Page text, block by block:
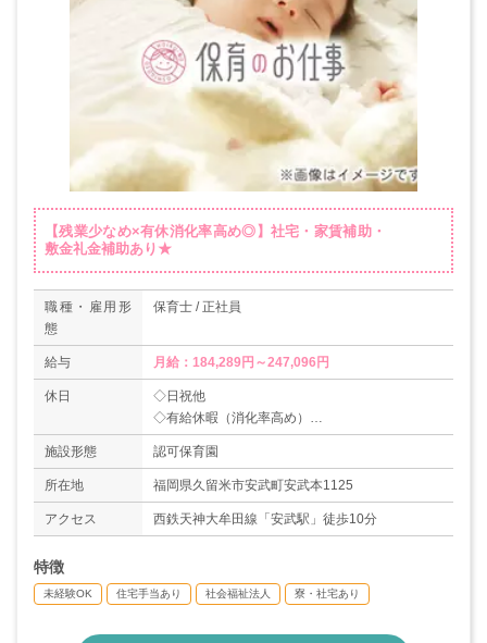
【残業少なめ×有休消化率高め◎】社宅・家賃補助・
敷金礼金補助あり★
職種・雇用形
態
保育士 / 正社員
給与 月給：184,289円～247,096円
休日
◇日祝他
◇有給休暇（消化率高め）
◇産休・育休制度あり
＊年間休日数105日
施設形態 認可保育園
所在地 福岡県久留米市安武町安武本1125
アクセス 西鉄天神大牟田線「安武駅」徒歩10分
特徴
未経験OK 住宅手当あり 社会福祉法人 寮・社宅あり